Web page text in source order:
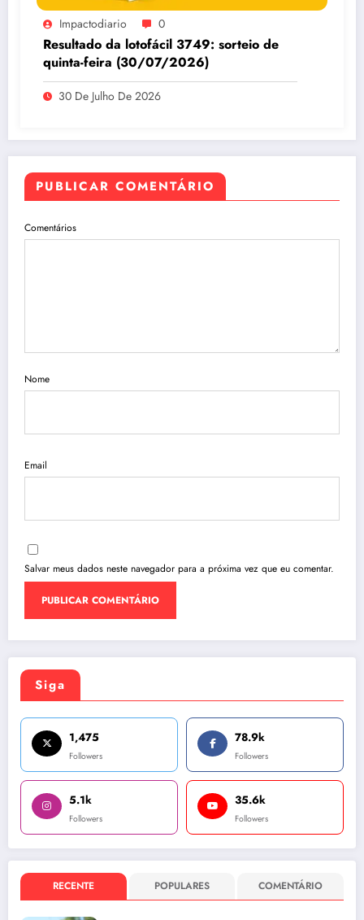
Impactodiario 0
Resultado da lotofácil 3749: sorteio de
quinta-feira (30/07/2026)
30 De Julho De 2026
PUBLICAR COMENTÁRIO
Comentários
Nome
Email
Salvar meus dados neste navegador para a próxima vez que eu comentar.
Siga
1,475
Followers
78.9k
Followers
5.1k
Followers
35.6k
Followers
RECENTE POPULARES COMENTÁRIO